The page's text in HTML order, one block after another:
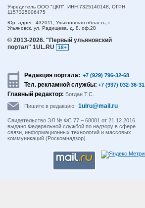
Учредитель ООО "ЦКП". ИНН 7325140148, ОГРН
1157325006475
Юр. адрес: 432011, Ульяновская область, г.
Ульяновск, ул. Радищева, д. 8, оф.28
© 2013-2026. "Первый ульяновский
портал" 1UL.RU
18+
Редакция портала: +7 (929) 796-32-68
Тел. рекламной службы: +7 (937) 032-36-31
Главный редактор: Богдан Т.С.
Пишите в редакцию: 1ulru@mail.ru
Свидетельство ЭЛ № ФС 77 – 68081 от 21.12.2016
выдано Федеральной службой по надзору в сфере
связи, информационных технологий и массовых
коммуникаций (Роскомнадзор).